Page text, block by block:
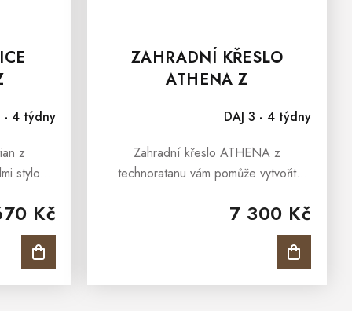
- 4 týdny
Kč
z
stylová
zimní
ZAHRADNÍ KŘESLO
ATHENA Z
DAJ 3 - 4 týdny
7 300 Kč
Zahradní křeslo ATHENA z
technoratanu vám pomůže vytvořit
terase nebo verandě. Díky elegantní
povrchové úpravě a pečlivě vybraným